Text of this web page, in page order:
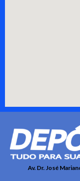
Av. Dr. José